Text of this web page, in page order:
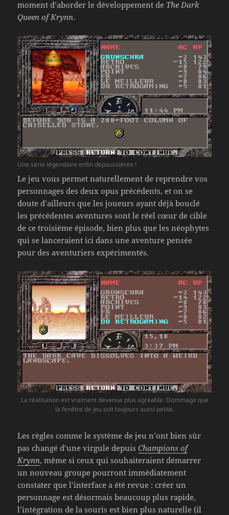
moment d’aborder le développement de The Dark
Queen of Krynn.
Une série légendaire enfin dépoussiérée !
Le jeu vous permet naturellement de reprendre vos
personnages des deux opus précédents, et on se
doute d’ailleurs que les joueurs ayant déjà bouclé
les précédentes aventures sont le réel cœur de cible
de ce troisième épisode, bien plus que les néophytes
qui se lanceraient ici dans une aventure pensée
pour des aventuriers expérimentés.
La réalisation est vraiment devenue plus agréable. Dommage que
la fenêtre de jeu soit toujours aussi petite.
Les règles comme le système de jeu n’ont bien sûr
pas changé d’une virgule depuisChampions of
Krynn, même si ceux qui souhaiteraient démarrer
un nouveau groupe pourront immédiatement
constater que l’interface a été revue : créer un
personnage est désormais beaucoup plus rapide,
l’intégration de la souris est bien plus naturelle (il